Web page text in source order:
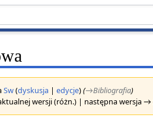
Sw(dyskusja |edycje)(→‎Bibliografia)
wersji (różn.) | następna wersja →